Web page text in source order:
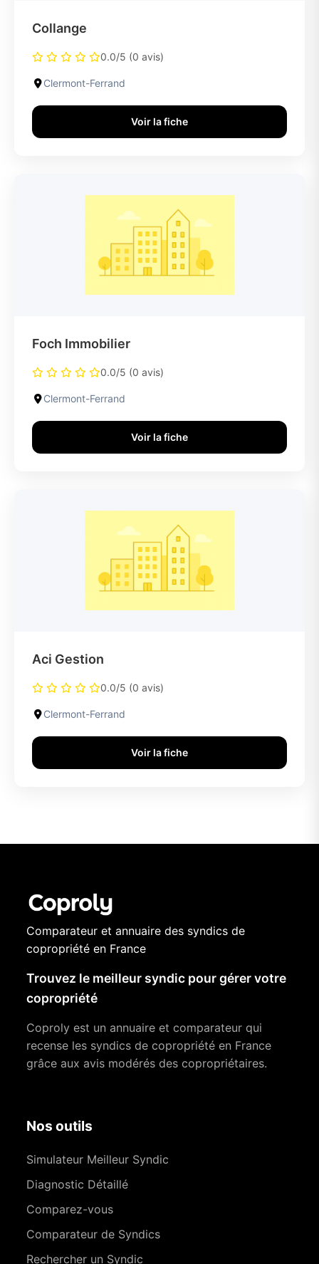
Collange
0.0/5 (0 avis)
Clermont-Ferrand
Voir la fiche
Foch Immobilier
0.0/5 (0 avis)
Clermont-Ferrand
Voir la fiche
Aci Gestion
0.0/5 (0 avis)
Clermont-Ferrand
Voir la fiche
Comparateur et annuaire des syndics de
copropriété en France
Trouvez le meilleur syndic pour gérer votre
copropriété
Coproly est un annuaire et comparateur qui
recense les syndics de copropriété en France
grâce aux avis modérés des copropriétaires.
Nos outils
Simulateur Meilleur Syndic
Diagnostic Détaillé
Comparez-vous
Comparateur de Syndics
Rechercher un Syndic